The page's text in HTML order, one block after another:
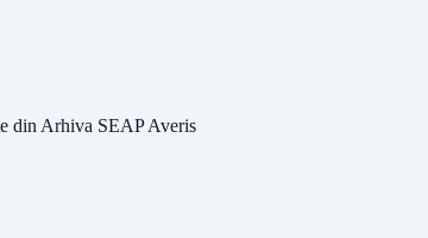
din Arhiva SEAP Averis